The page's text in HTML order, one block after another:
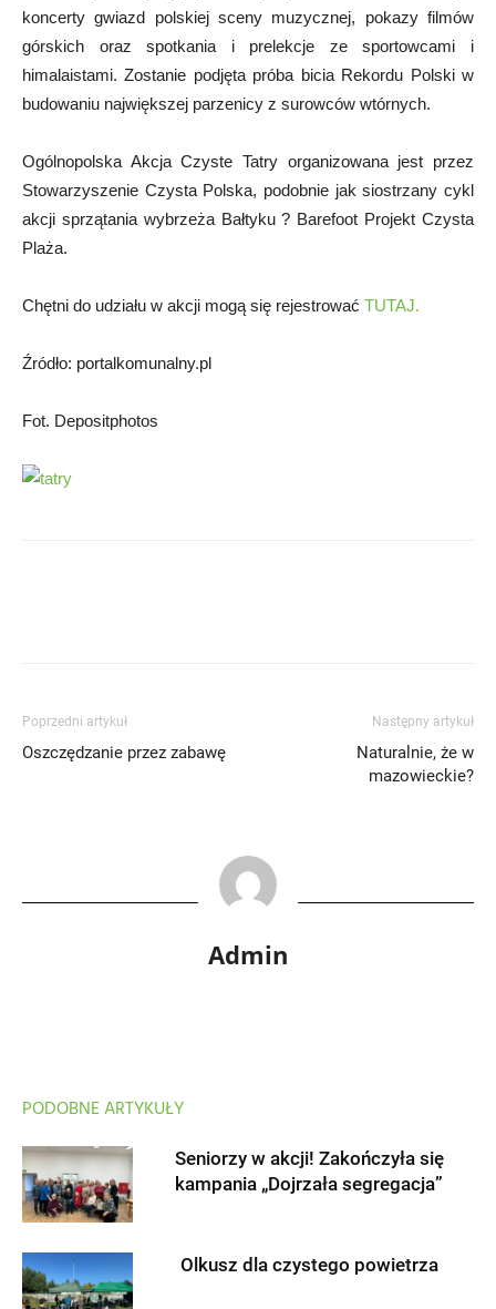
koncerty gwiazd polskiej sceny muzycznej, pokazy filmów
górskich oraz spotkania i prelekcje ze sportowcami i
himalaistami. Zostanie podjęta próba bicia Rekordu Polski w
budowaniu największej parzenicy z surowców wtórnych.
Ogólnopolska Akcja Czyste Tatry organizowana jest przez
Stowarzyszenie Czysta Polska, podobnie jak siostrzany cykl
akcji sprzątania wybrzeża Bałtyku ? Barefoot Projekt Czysta
Plaża.
Chętni do udziału w akcji mogą się rejestrować TUTAJ.
Źródło: portalkomunalny.pl
Fot. Depositphotos
Poprzedni artykuł
Oszczędzanie przez zabawę
Następny artykuł
Naturalnie, że w
mazowieckie?
Admin
PODOBNE ARTYKUŁY
Seniorzy w akcji! Zakończyła się
kampania „Dojrzała segregacja”
Olkusz dla czystego powietrza